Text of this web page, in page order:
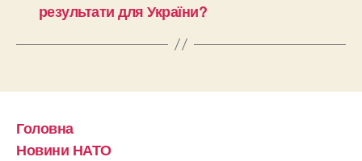
результати для України?
Головна
Новини НАТО